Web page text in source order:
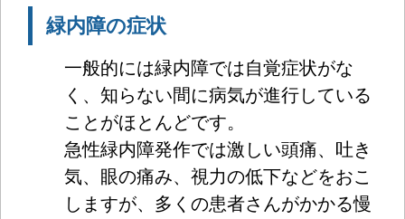
緑内障の症状
一般的には緑内障では自覚症状がな
く、知らない間に病気が進行している
ことがほとんどです。
急性緑内障発作では激しい頭痛、吐き
気、眼の痛み、視力の低下などをおこ
しますが、多くの患者さんがかかる慢